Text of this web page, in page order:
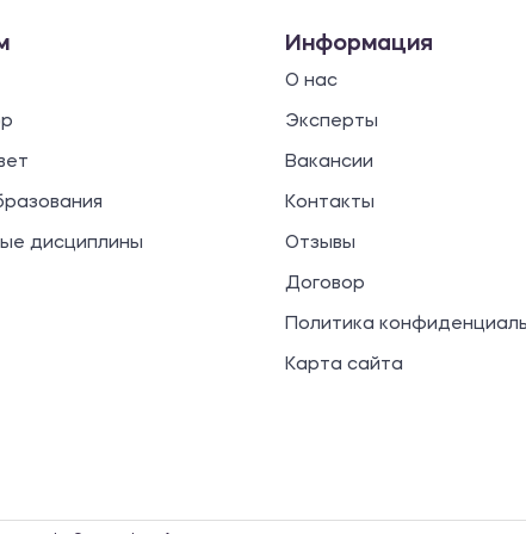
дисциплины
Информация
О нас
Эксперты
Вакансии
Контакты
Отзывы
Договор
Политика
Карта сайта